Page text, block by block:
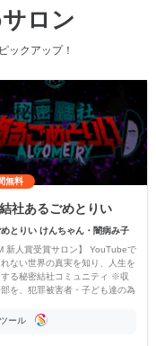
ロン
ックアップ！
無料
社あるごめとりい
とりい けんちゃん・闇病み子
新人賞受賞サロン】 YouTubeで
ない世界の真実を知り、人生を
する秘密結社コミュニティ ※収
を、犯罪被害者・子ども達の為
ール